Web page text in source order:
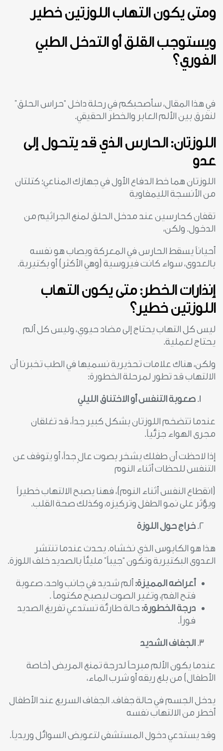
ومتى يكون التهاب اللوزتين خطير
ويستوجب القلق أو التدخل الطبي
الفوري؟
في هذا المقال، سأصحبكم في رحلة داخل “حراس الحلق”
لنفرق بين الألم العابر والخطر الحقيقي.
اللوزتان: الحارس الذي قد يتحول إلى
عدو
اللوزتان هما خط الدفاع الأول في جهازك المناعي؛ كتلتان
من الأنسجة الليمفاوية
تقفان كحارسين عند مدخل الحلق لمنع الجراثيم من
الدخول. ولكن،
أحياناً يسقط الحارس في المعركة ويصاب هو نفسه
بالعدوى، سواء كانت فيروسية (وهي الأكثر) أو بكتيرية.
إنذارات الخطر: متى يكون التهاب
اللوزتين خطير؟
ليس كل التهاب يحتاج إلى مضاد حيوي، وليس كل ألم
يحتاج لعملية.
ولكن، هناك علامات تحذيرية نسميها في الطب تخبرنا أن
الالتهاب قد تطور لمرحلة الخطورة:
صعوبة التنفس أو الاختناق الليلي
عندما تتضخم اللوزتان بشكل كبير جداً، قد تغلقان
مجرى الهواء جزئياً.
إذا لاحظت أن طفلك يشخر بصوت عالٍ جداً، أو يتوقف عن
التنفس للحظات أثناء النوم
(انقطاع النفس أثناء النوم)، فهنا يصبح الالتهاب خطيراً
ويؤثر على نمو الطفل وتركيزه، وكذلك صحة القلب.
خراج حول اللوزة
هذا هو الكابوس الذي نخشاه. يحدث عندما تنتشر
العدوى البكتيرية وتكون “جيباً” مليئاً بالصديد خلف اللوزة.
أعراضه المميزة:ألم شديد في جانب واحد، صعوبة
فتح الفم، وتغير الصوت ليصبح مكتوماً .
درجة الخطورة:حالة طارئة تستدعي تفريغ الصديد
فوراً.
الجفاف الشديد
عندما يكون الألم مبرحاً لدرجة تمنع المريض (خاصة
الأطفال) من بلع ريقه أو شرب الماء،
يدخل الجسم في حالة جفاف. الجفاف السريع عند الأطفال
أخطر من الالتهاب نفسه
وقد يستدعي دخول المستشفى لتعويض السوائل وريدياً.